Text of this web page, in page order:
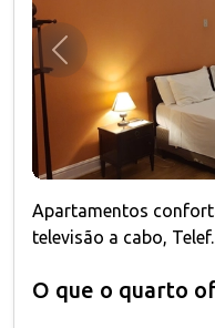
Anterior
Apartamentos
televisão a cabo,
O que o quarto